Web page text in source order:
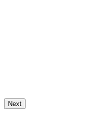
Next